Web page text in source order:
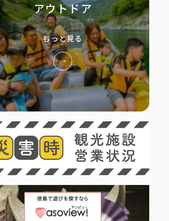
アウトドア
もっと見る